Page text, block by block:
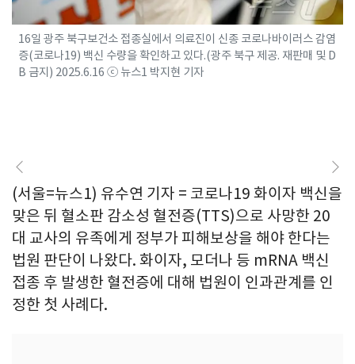
16일 광주 북구보건소 접종실에서 의료진이 신종 코로나바이러스 감염
증(코로나19) 백신 수량을 확인하고 있다.(광주 북구 제공. 재판매 및 D
B 금지) 2025.6.16 ⓒ 뉴스1 박지현 기자
(서울=뉴스1) 유수연 기자 = 코로나19 화이자 백신을
맞은 뒤 혈소판 감소성 혈전증(TTS)으로 사망한 20
대 교사의 유족에게 정부가 피해보상을 해야 한다는
법원 판단이 나왔다. 화이자, 모더나 등 mRNA 백신
접종 후 발생한 혈전증에 대해 법원이 인과관계를 인
정한 첫 사례다.